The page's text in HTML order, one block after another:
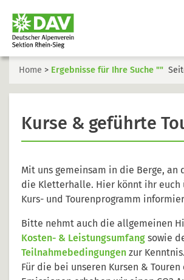
Home > Ergebnisse für Ihre Suche ""
Kurse & geführte
Mit uns gemeinsam in die Berge, an
die Kletterhalle. Hier könnt ihr euch
Kurs- und Tourenprogramm
Bitte nehmt auch die allgemeinen
Kosten- & Leistungsumfang sowie
Teilnahmebedingungen zur Kenntnis.
Für die bei unseren Kursen &